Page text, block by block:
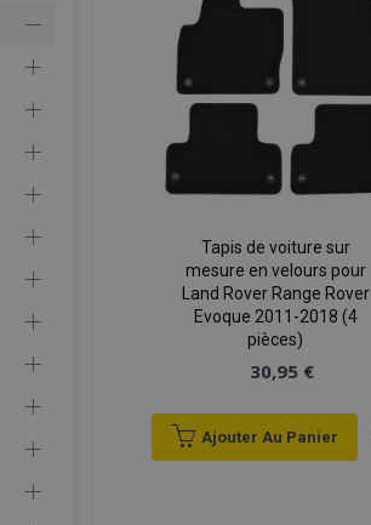
Tapis de voiture sur
mesure en velours pour
Land Rover Range Rover
Evoque 2011-2018 (4
pièces)
30,95 €
Ajouter Au Panier